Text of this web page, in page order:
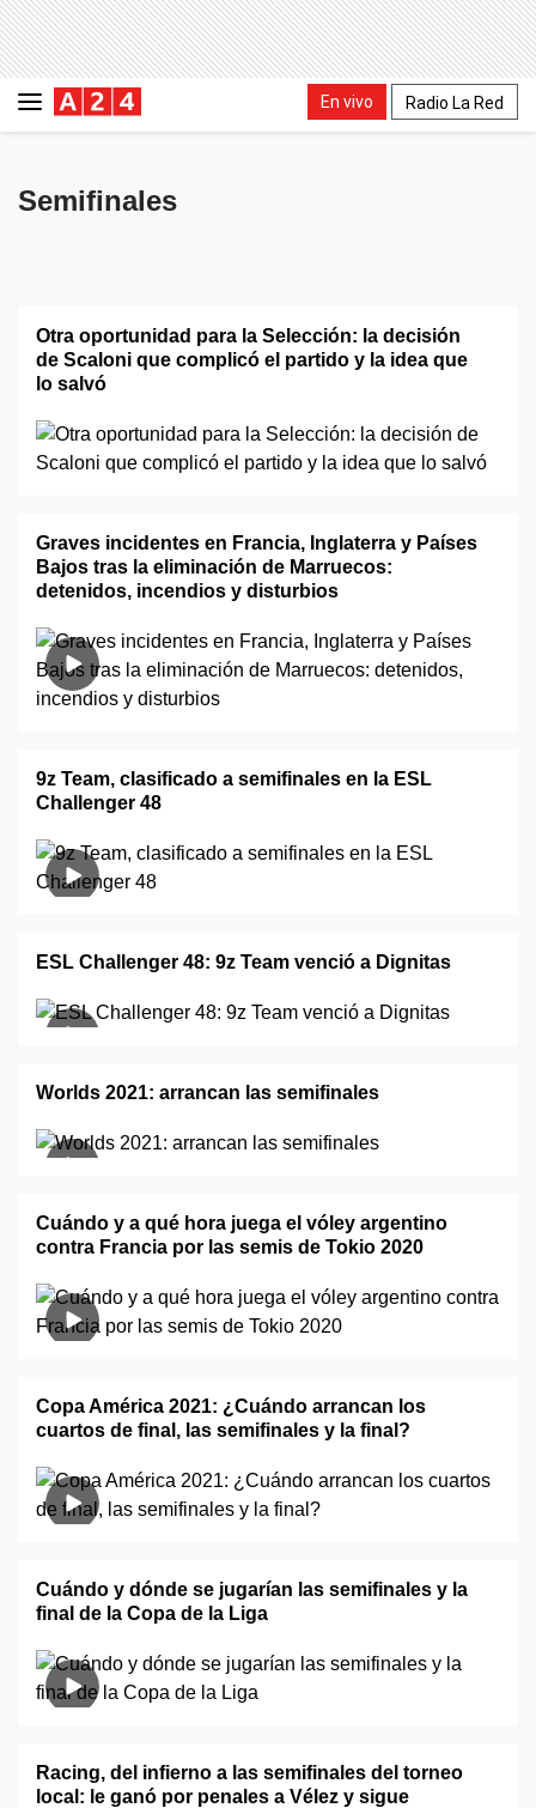
En vivo Radio La Red
Semifinales
Otra oportunidad para la Selección: la decisión
de Scaloni que complicó el partido y la idea que
lo salvó
Graves incidentes en Francia, Inglaterra y Países
Bajos tras la eliminación de Marruecos:
detenidos, incendios y disturbios
9z Team, clasificado a semifinales en la ESL
Challenger 48
ESL Challenger 48: 9z Team venció a Dignitas
Worlds 2021: arrancan las semifinales
Cuándo y a qué hora juega el vóley argentino
contra Francia por las semis de Tokio 2020
Copa América 2021: ¿Cuándo arrancan los
cuartos de final, las semifinales y la final?
Cuándo y dónde se jugarían las semifinales y la
final de la Copa de la Liga
Racing, del infierno a las semifinales del torneo
local: le ganó por penales a Vélez y sigue